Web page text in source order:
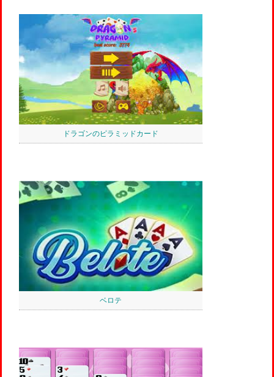
ドラゴンのピラミッドカード
ベロテ